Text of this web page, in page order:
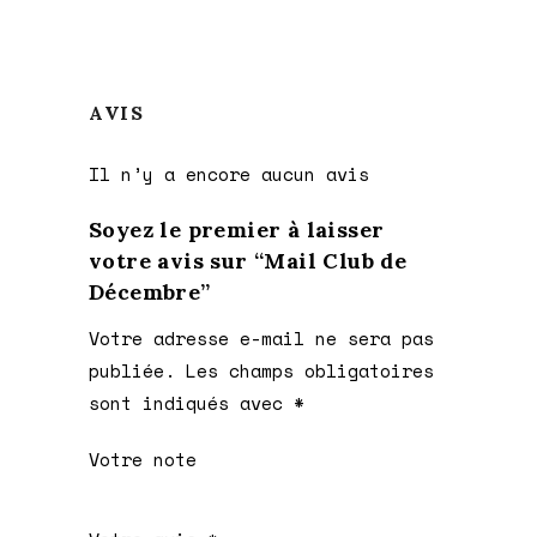
AVIS
Il n’y a encore aucun avis
Soyez le premier à laisser
votre avis sur “Mail Club de
Décembre”
Votre adresse e-mail ne sera pas
publiée. Les champs obligatoires
sont indiqués avec *
Votre note